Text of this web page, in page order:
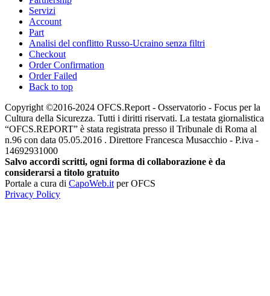
Servizi
Account
Part
Analisi del conflitto Russo-Ucraino senza filtri
Checkout
Order Confirmation
Order Failed
Back to top
Copyright ©2016-2024 OFCS.Report - Osservatorio - Focus per la
Cultura della Sicurezza. Tutti i diritti riservati. La testata giornalistica
“OFCS.REPORT” è stata registrata presso il Tribunale di Roma al
n.96 con data 05.05.2016 . Direttore Francesca Musacchio - P.iva -
14692931000
Salvo accordi scritti, ogni forma di collaborazione è da
considerarsi a titolo gratuito
Portale a cura di CapoWeb.it per OFCS
Privacy Policy